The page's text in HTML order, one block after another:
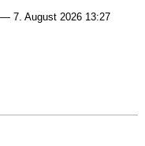
7. August 2026 13:27